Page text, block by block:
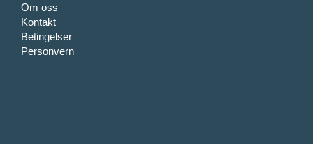
Om oss
Kontakt
Betingelser
Personvern